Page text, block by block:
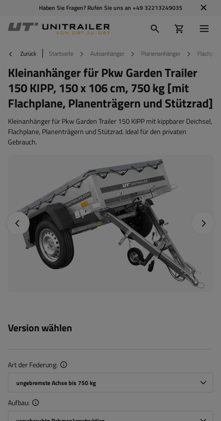
Haben Sie Fragen? Rufen Sie uns an +49 32213249035
Zurück Startseite Autoanhänger Planenanhänger
Kleinanhänger für Pkw Garden Trailer
150 KIPP, 150 x 106 cm, 750 kg [mit
Flachplane, Planenträgern und Stützrad]
Kleinanhänger für Pkw Garden Trailer 150 KIPP mit kippbarer Deichsel,
Flachplane, Planenträgern und Stützrad. Ideal für den privaten
Gebrauch.
Vorheriges Foto
Version wählen
Art der Federung
ungebremste Achse bis 750 kg
Aufbau